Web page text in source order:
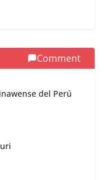
Comment
del Perú